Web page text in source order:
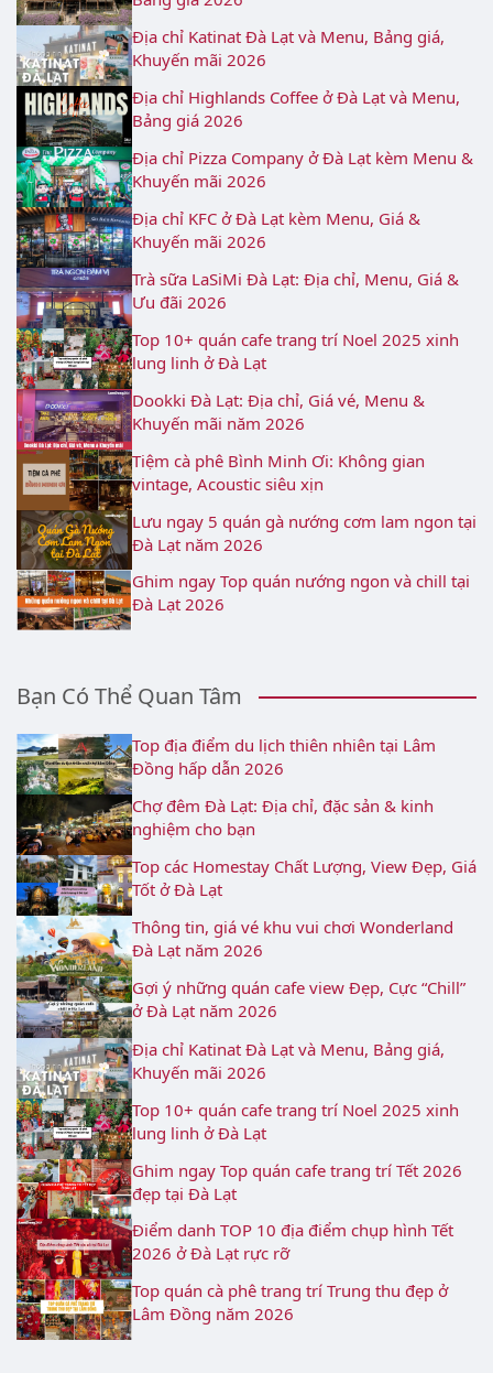
Địa chỉ Katinat Đà Lạt và Menu, Bảng giá,
Khuyến mãi 2026
Địa chỉ Highlands Coffee ở Đà Lạt và Menu,
Bảng giá 2026
Địa chỉ Pizza Company ở Đà Lạt kèm Menu &
Khuyến mãi 2026
Địa chỉ KFC ở Đà Lạt kèm Menu, Giá &
Khuyến mãi 2026
Trà sữa LaSiMi Đà Lạt: Địa chỉ, Menu, Giá &
Ưu đãi 2026
Top 10+ quán cafe trang trí Noel 2025 xinh
lung linh ở Đà Lạt
Dookki Đà Lạt: Địa chỉ, Giá vé, Menu &
Khuyến mãi năm 2026
Tiệm cà phê Bình Minh Ơi: Không gian
vintage, Acoustic siêu xịn
Lưu ngay 5 quán gà nướng cơm lam ngon tại
Đà Lạt năm 2026
Ghim ngay Top quán nướng ngon và chill tại
Đà Lạt 2026
Bạn Có Thể Quan Tâm
Top địa điểm du lịch thiên nhiên tại Lâm
Đồng hấp dẫn 2026
Chợ đêm Đà Lạt: Địa chỉ, đặc sản & kinh
nghiệm cho bạn
Top các Homestay Chất Lượng, View Đẹp, Giá
Tốt ở Đà Lạt
Thông tin, giá vé khu vui chơi Wonderland
Đà Lạt năm 2026
Gợi ý những quán cafe view Đẹp, Cực “Chill”
ở Đà Lạt năm 2026
Địa chỉ Katinat Đà Lạt và Menu, Bảng giá,
Khuyến mãi 2026
Top 10+ quán cafe trang trí Noel 2025 xinh
lung linh ở Đà Lạt
Ghim ngay Top quán cafe trang trí Tết 2026
đẹp tại Đà Lạt
Điểm danh TOP 10 địa điểm chụp hình Tết
2026 ở Đà Lạt rực rỡ
Top quán cà phê trang trí Trung thu đẹp ở
Lâm Đồng năm 2026